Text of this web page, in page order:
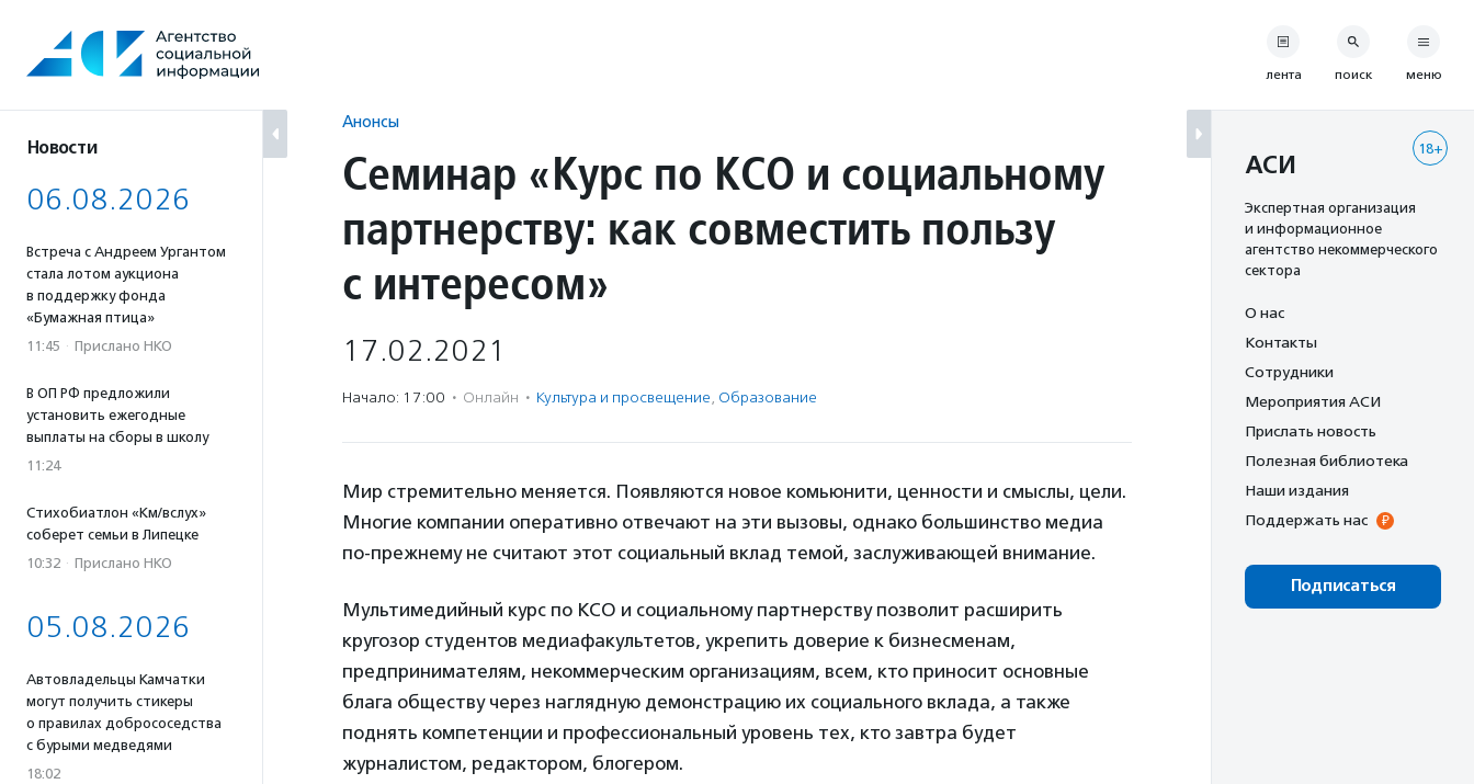
содержанию
Новости
06.08.2026
Встреча с Андреем Ургантом
стала лотом аукциона
в поддержку фонда
«Бумажная птица»
11:45 · Прислано НКО
В ОП РФ предложили
установить ежегодные
выплаты на сборы в школу
11:24
Стихобиатлон «Км/вслух»
соберет семьи в Липецке
10:32 · Прислано НКО
05.08.2026
Автовладельцы Камчатки
могут получить стикеры
о правилах добрососедства
с бурыми медведями
18:02
Анонсы
Семинар «Курс по КСО и социальному
партнерству: как совместить пользу
с интересом»
17.02.2021
Начало: 17:00 · Онлайн · Культура и просвещение, Образование
Мир стремительно меняется. Появляются новое комьюнити, ценности и смыслы, цели.
Многие компании оперативно отвечают на эти вызовы, однако большинство медиа
по-прежнему не считают этот социальный вклад темой, заслуживающей внимание.
Мультимедийный курс по КСО и социальному партнерству позволит расширить
кругозор студентов медиафакультетов, укрепить доверие к бизнесменам,
предпринимателям, некоммерческим организациям, всем, кто приносит основные
блага обществу через наглядную демонстрацию их социального вклада, а также
поднять компетенции и профессиональный уровень тех, кто завтра будет
журналистом, редактором, блогером.
лента поиск меню
18+
АСИ
Экспертная организация
и информационное
агентство некоммерческого
сектора
О нас
Контакты
Сотрудники
Мероприятия АСИ
Прислать новость
Полезная библиотека
Наши издания
Поддержать нас
Подписаться